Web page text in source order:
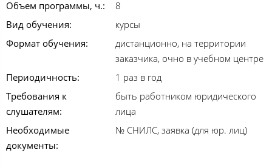
Объем программы, ч.:
8
Вид обучения:
курсы
Формат обучения:
дистанционно, на территории
заказчика, очно в учебном центре
Периодичность:
1 раз в год
Требования к
слушателям:
быть работником юридического
лица
Необходимые
документы:
№ СНИЛС, заявка (для юр. лиц)